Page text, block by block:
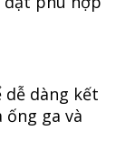
dễ dàng kết
ga và